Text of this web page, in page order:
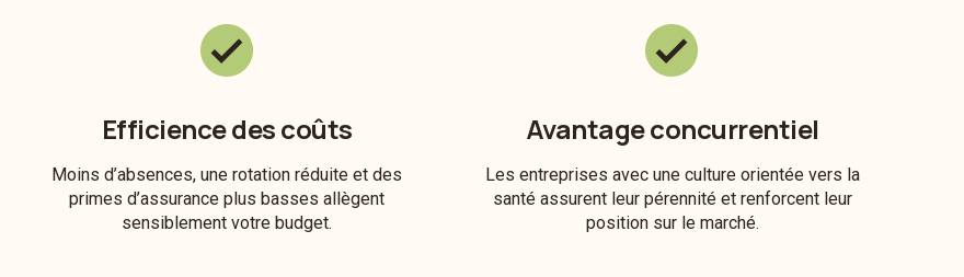
Efficience des coûts
Moins d’absences, une rotation réduite et des
primes d’assurance plus basses allègent
sensiblement votre budget.
Avantage concurrentiel
Les entreprises avec une culture orientée vers la
santé assurent leur pérennité et renforcent leur
position sur le marché.